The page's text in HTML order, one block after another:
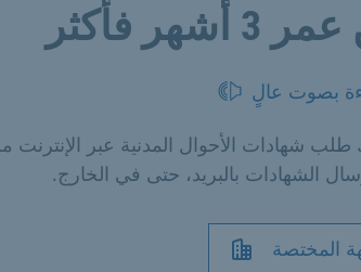
فأكثر
بصوت عالٍ
طلب شهادات الأحوال المدنية عبر
الشهادات بالبريد، حتى في الخارج.
المختصة